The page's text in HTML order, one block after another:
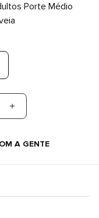
Porte Médio
A GENTE